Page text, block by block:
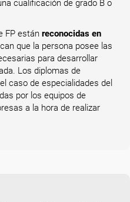
cualificación de grado B o
FP están reconocidas en
que la persona posee las
para desarrollar
Los diplomas de
caso de especialidades del
por los equipos de
a la hora de realizar